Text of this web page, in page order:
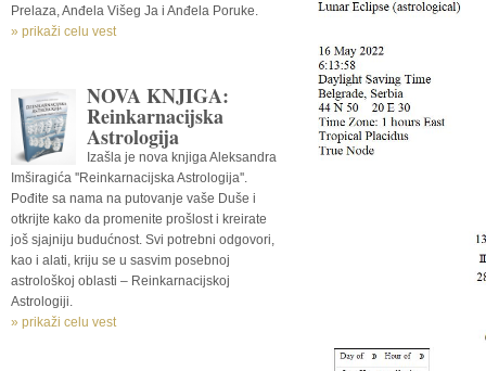
Prelaza, Anđela Višeg Ja i Anđela Poruke.
» prikaži celu vest
NOVA KNJIGA:
Reinkarnacijska
Astrologija
Izašla je nova knjiga Aleksandra
Imširagića ''Reinkarnacijska Astrologija''.
Pođite sa nama na putovanje vaše Duše i
otkrijte kako da promenite prošlost i kreirate
još sjajniju budućnost. Svi potrebni odgovori,
kao i alati, kriju se u sasvim posebnoj
astrološkoj oblasti – Reinkarnacijskoj
Astrologiji.
» prikaži celu vest